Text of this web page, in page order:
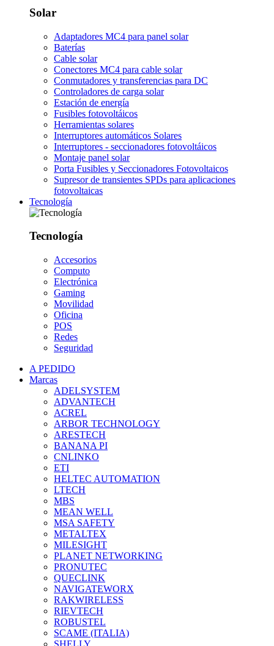
Solar
Adaptadores MC4 para panel solar
Baterías
Cable solar
Conectores MC4 para cable solar
Conmutadores y transferencias para DC
Controladores de carga solar
Estación de energía
Fusibles fotovoltáicos
Herramientas solares
Interruptores automáticos Solares
Interruptores - seccionadores fotovoltáicos
Montaje panel solar
Porta Fusibles y Seccionadores Fotovoltaicos
Supresor de transientes SPDs para aplicaciones
fotovoltaicas
Tecnología
Tecnología
Accesorios
Computo
Electrónica
Gaming
Movilidad
Oficina
POS
Redes
Seguridad
A PEDIDO
Marcas
ADELSYSTEM
ADVANTECH
ACREL
ARBOR TECHNOLOGY
ARESTECH
BANANA PI
CNLINKO
ETI
HELTEC AUTOMATION
LTECH
MBS
MEAN WELL
MSA SAFETY
METALTEX
MILESIGHT
PLANET NETWORKING
PRONUTEC
QUECLINK
NAVIGATEWORX
RAKWIRELESS
RIEVTECH
ROBUSTEL
SCAME (ITALIA)
SHELLY